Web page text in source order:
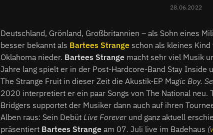
28.06.2022
Deutschland, Grönland, Großbritannien – als Sohn eines
besser bekannt als Bartees Strange schon als kleines
Oklahoma nieder. Bartees Strange macht sehr viel Musik
Jahre lang spielt er in der Post-Hardcore-Band Stay Inside
The Strange Fruit in dieser Zeit die Akustik-EP Magic Boy.
2020 interpretiert er ein paar Songs von The National neu.
Bridgers supportet der Musiker dann auch auf ihren
Alben raus: Sein Debüt Live Forever und ganz aktuell
präsentiert Bartees Strange am 07. Juli live im Badehaus (